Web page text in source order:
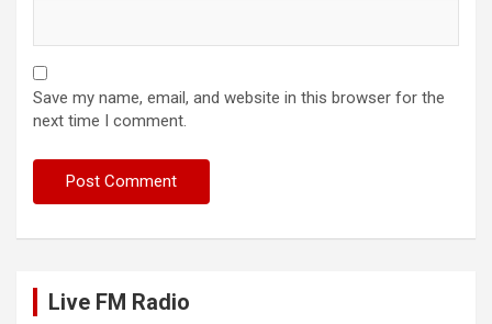
Save my name, email, and website in this browser for the
next time I comment.
Live FM Radio